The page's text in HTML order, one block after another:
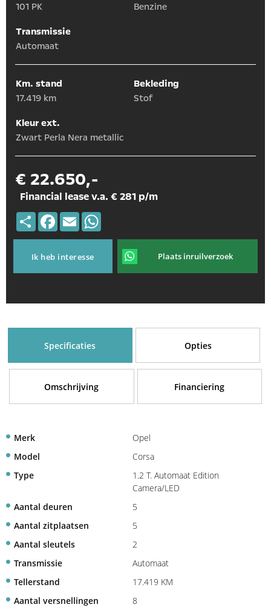
101 PK Benzine
Transmissie
Automaat
Km. stand
17.419 km
Bekleding
Stof
Kleur ext.
Zwart Perla Nera metallic
€ 22.650,-
Financial lease v.a. € 281 p/m
Deel Facebook
Email
Ik heb interesse Plaats inruilverzoek
Specificaties Opties
Omschrijving Financiering
Merk
Opel
Model
Corsa
Type
1.2 T. Automaat Edition
Camera/LED
Aantal deuren
5
Aantal zitplaatsen
5
Aantal sleutels
2
Transmissie
Automaat
Tellerstand
17.419 KM
Aantal versnellingen
8